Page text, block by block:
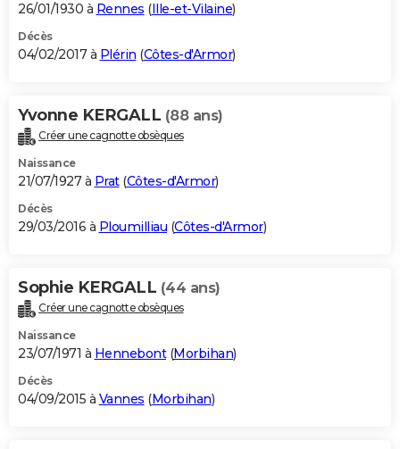
26/01/1930 à Rennes (Ille-et-Vilaine)
Décès
04/02/2017 à Plérin (Côtes-d'Armor)
Yvonne KERGALL (88 ans)
Créer une cagnotte obsèques
Naissance
21/07/1927 à Prat(Côtes-d'Armor)
Décès
29/03/2016 à Ploumilliau (Côtes-d'Armor)
Sophie KERGALL (44 ans)
Créer une cagnotte obsèques
Naissance
23/07/1971 à Hennebont(Morbihan)
Décès
04/09/2015 à Vannes (Morbihan)